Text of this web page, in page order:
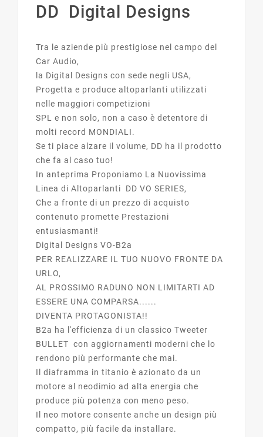
DD Digital Designs
Tra le aziende più prestigiose nel campo del
Car Audio,
la Digital Designs con sede negli USA,
Progetta e produce altoparlanti utilizzati
nelle maggiori competizioni
SPL e non solo, non a caso è detentore di
molti record MONDIALI.
Se ti piace alzare il volume, DD ha il prodotto
che fa al caso tuo!
In anteprima Proponiamo La Nuovissima
Linea di Altoparlanti DD VO SERIES,
Che a fronte di un prezzo di acquisto
contenuto promette Prestazioni
entusiasmanti!
Digital Designs VO-B2a
PER REALIZZARE IL TUO NUOVO FRONTE DA
URLO,
AL PROSSIMO RADUNO NON LIMITARTI AD
ESSERE UNA COMPARSA......
DIVENTA PROTAGONISTA!!
B2a ha l'efficienza di un classico Tweeter
BULLET con aggiornamenti moderni che lo
rendono più performante che mai.
Il diaframma in titanio è azionato da un
motore al neodimio ad alta energia che
produce più potenza con meno peso.
Il neo motore consente anche un design più
compatto, più facile da installare.